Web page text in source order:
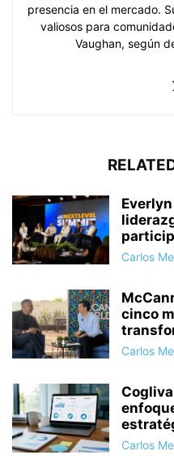
presencia en el mercado.
valiosos para
Vaughan, según
Carlos
cinco
Carlos
Carlos